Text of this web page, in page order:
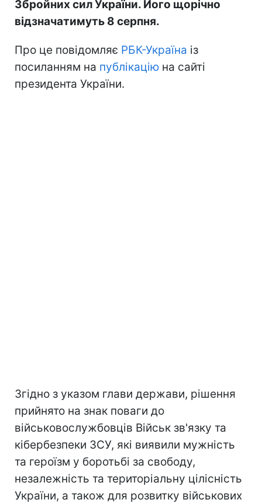
Збройних сил України. Його щорічно
відзначатимуть 8 серпня.
Про це повідомляє РБК-Україна із
посиланням на публікацію на сайті
президента України.
Згідно з указом глави держави, рішення
прийнято на знак поваги до
військовослужбовців Військ зв'язку та
кібербезпеки ЗСУ, які виявили мужність
та героїзм у боротьбі за свободу,
незалежність та територіальну цілісність
України, а також для розвитку військових